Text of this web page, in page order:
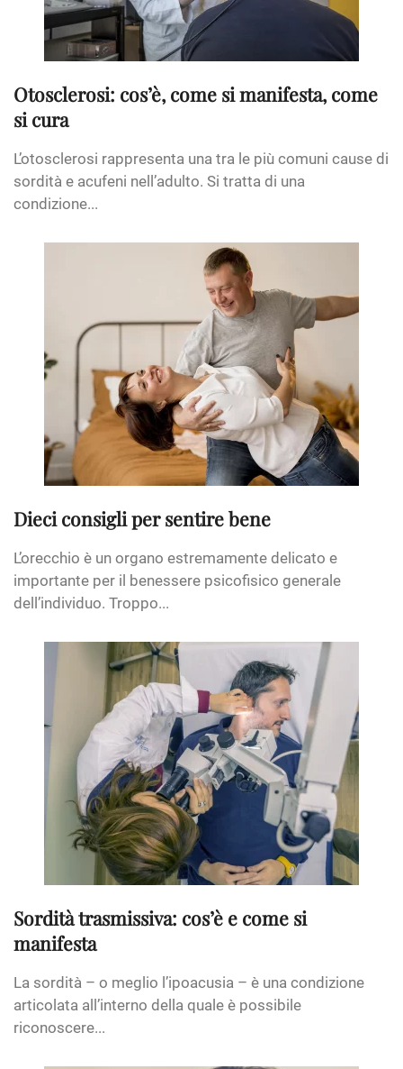
Otosclerosi: cos’è, come si manifesta, come
si cura
L’otosclerosi rappresenta una tra le più comuni cause di
sordità e acufeni nell’adulto. Si tratta di una
condizione...
Dieci consigli per sentire bene
L’orecchio è un organo estremamente delicato e
importante per il benessere psicofisico generale
dell’individuo. Troppo...
Sordità trasmissiva: cos’è e come si
manifesta
La sordità – o meglio l’ipoacusia – è una condizione
articolata all’interno della quale è possibile
riconoscere...